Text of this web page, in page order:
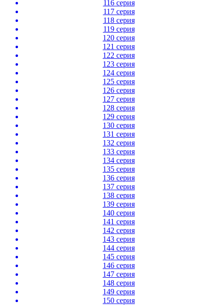
116 серия
117 серия
118 серия
119 серия
120 серия
121 серия
122 серия
123 серия
124 серия
125 серия
126 серия
127 серия
128 серия
129 серия
130 серия
131 серия
132 серия
133 серия
134 серия
135 серия
136 серия
137 серия
138 серия
139 серия
140 серия
141 серия
142 серия
143 серия
144 серия
145 серия
146 серия
147 серия
148 серия
149 серия
150 серия